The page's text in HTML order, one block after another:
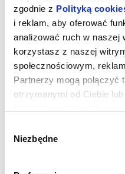
zgodnie z Polityką
i reklam, aby oferować
analizować ruch w naszej
korzystasz z naszej
społecznościowym,
Partnerzy mogą
otrzymanymi od Ciebie
zgody
Niezbędne